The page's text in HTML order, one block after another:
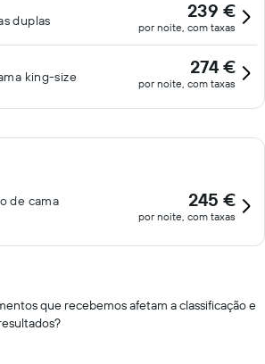
duplas 239 €
por noite, com taxas
king-size 274 €
por noite, com taxas
de cama
245 €
por noite, com taxas
que recebemos afetam a classificação e